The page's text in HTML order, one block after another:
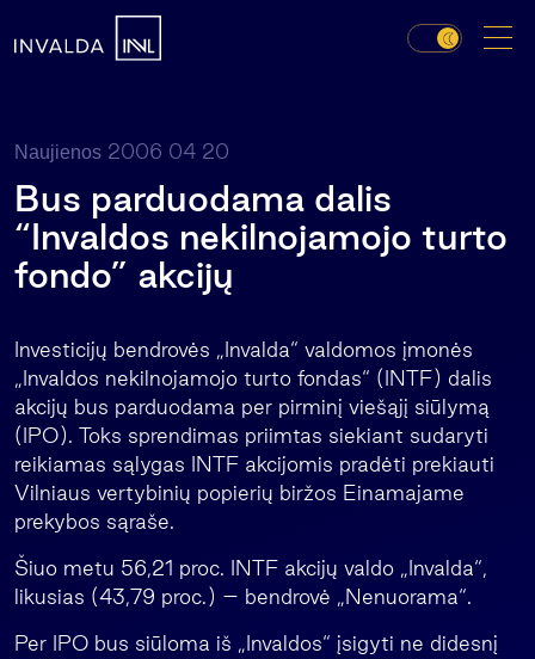
Naujienos 2006 04 20
Bus parduodama dalis
“Invaldos nekilnojamojo turto
fondo” akcijų
Investicijų bendrovės „Invalda“ valdomos įmonės
„Invaldos nekilnojamojo turto fondas“ (INTF) dalis
akcijų bus parduodama per pirminį viešąjį siūlymą
(IPO). Toks sprendimas priimtas siekiant sudaryti
reikiamas sąlygas INTF akcijomis pradėti prekiauti
Vilniaus vertybinių popierių biržos Einamajame
prekybos sąraše.
Šiuo metu 56,21 proc. INTF akcijų valdo „Invalda“,
likusias (43,79 proc.) – bendrovė „Nenuorama“.
Per IPO bus siūloma iš „Invaldos“ įsigyti ne didesnį